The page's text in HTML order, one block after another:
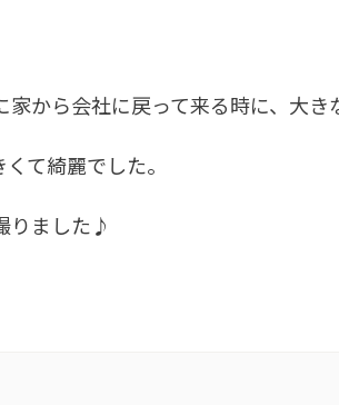
家から会社に戻って来る時に、大き
て綺麗でした。
りました♪